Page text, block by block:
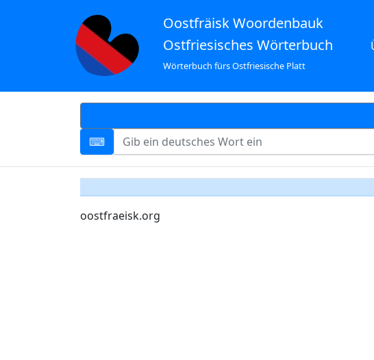
Oostfräisk Woordenbauk
Ostfriesisches Wörterbuch
Wörterbuch fürs Ostfriesische Platt
oostfraeisk.org